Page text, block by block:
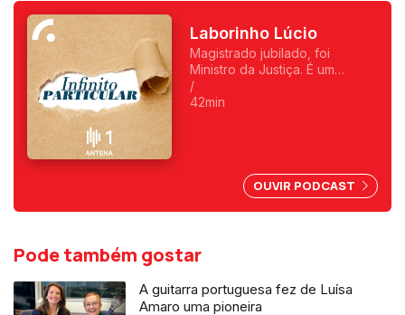
Laborinho Lúcio
Magistrado jubilado, foi
Ministro da Justiça. É um
homem de causas, com uma
apurada sensibilidade artística,
/
42min
OUVIR PODCAST
Pode também gostar
A guitarra portuguesa fez de Luísa
Amaro uma pioneira